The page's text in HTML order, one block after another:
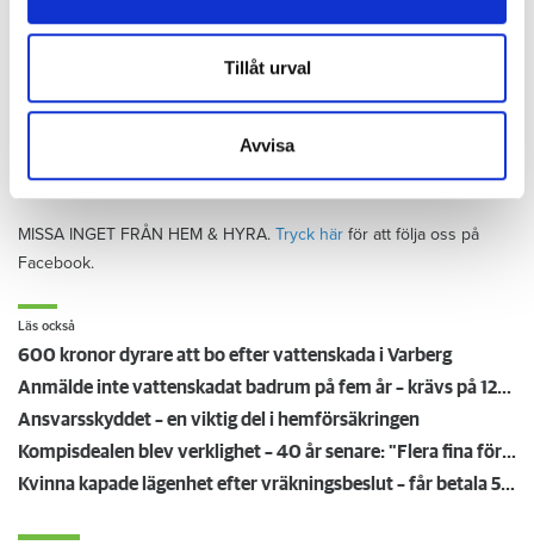
annons- och analysföretag som vi samarbetar med.
Dessa kan i sin tur kombinera informationen med annan
samlat in när du har använt deras tjänster.
Tillåt urval
Avvisa
reporter–Hem & Hyra, Örebro
MISSA INGET FRÅN HEM & HYRA. Tryck här för att följa oss på
Facebook.
Läs också
600 kronor dyrare att bo efter vattenskada i Varberg
Anmälde inte vattenskadat badrum på fem år – krävs på 125 000 kronor
Ansvarsskyddet – en viktig del i hemförsäkringen
Kompisdealen blev verklighet – 40 år senare: "Flera fina fördelar med att dela bostad"
Kvinna kapade lägenhet efter vräkningsbeslut – får betala 50 000